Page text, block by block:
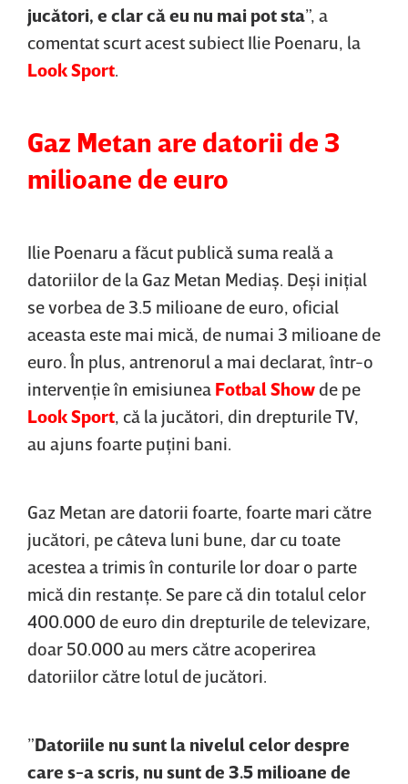
jucători, e clar că eu nu mai pot sta”, a
comentat scurt acest subiect Ilie Poenaru, la
Look Sport.
Gaz Metan are datorii de 3
milioane de euro
Ilie Poenaru a făcut publică suma reală a
datoriilor de la Gaz Metan Mediaş. Deşi iniţial
se vorbea de 3.5 milioane de euro, oficial
aceasta este mai mică, de numai 3 milioane de
euro. În plus, antrenorul a mai declarat, într-o
intervenţie în emisiunea Fotbal Show de pe
Look Sport, că la jucători, din drepturile TV,
au ajuns foarte puţini bani.
Gaz Metan are datorii foarte, foarte mari către
jucători, pe câteva luni bune, dar cu toate
acestea a trimis în conturile lor doar o parte
mică din restanţe. Se pare că din totalul celor
400.000 de euro din drepturile de televizare,
doar 50.000 au mers către acoperirea
datoriilor către lotul de jucători.
”Datoriile nu sunt la nivelul celor despre
care s-a scris, nu sunt de 3.5 milioane de